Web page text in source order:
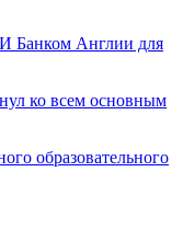
Банком Англии для
ко всем основным
образовательного